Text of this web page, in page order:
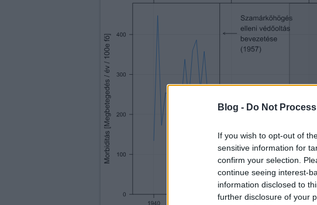
Blog - Do Not
If you wish to opt-out of
sensitive information for
confirm your selection.
continue seeing interest-
information disclosed to
further disclosure of your